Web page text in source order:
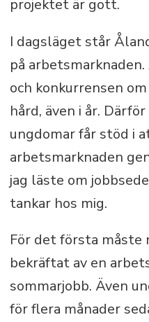
projektet är gott.
I dagsläget står
på
och konkurrensen
hård, även i år.
ungdomar får stöd i
arbetsmarknaden
jag läste om
tankar hos mig.
För det första måste
bekräftat av en
sommarjobb. Även
för flera månader